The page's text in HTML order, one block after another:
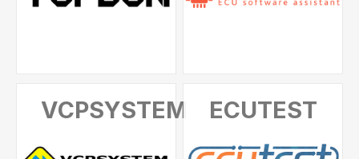
VCPSYSTEM ECUTEST